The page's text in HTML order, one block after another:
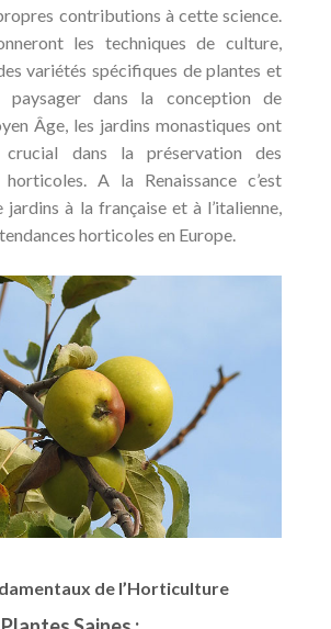
contributions à cette science.
les techniques de culture,
variétés spécifiques de plantes et
paysager dans la conception de
Âge, les jardins monastiques ont
dans la préservation des
horticoles. A la Renaissance c’est
jardins à la française et à l’italienne,
horticoles en Europe.
de l’Horticulture